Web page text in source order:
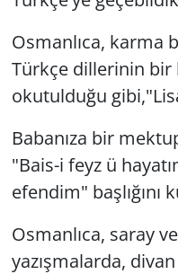
Osmanlıca, karma
Türkçe dillerinin bir
okutulduğu
Babanıza bir
"Bais-i feyz ü
efendim" başlığını
Osmanlıca, saray
yazışmalarda,